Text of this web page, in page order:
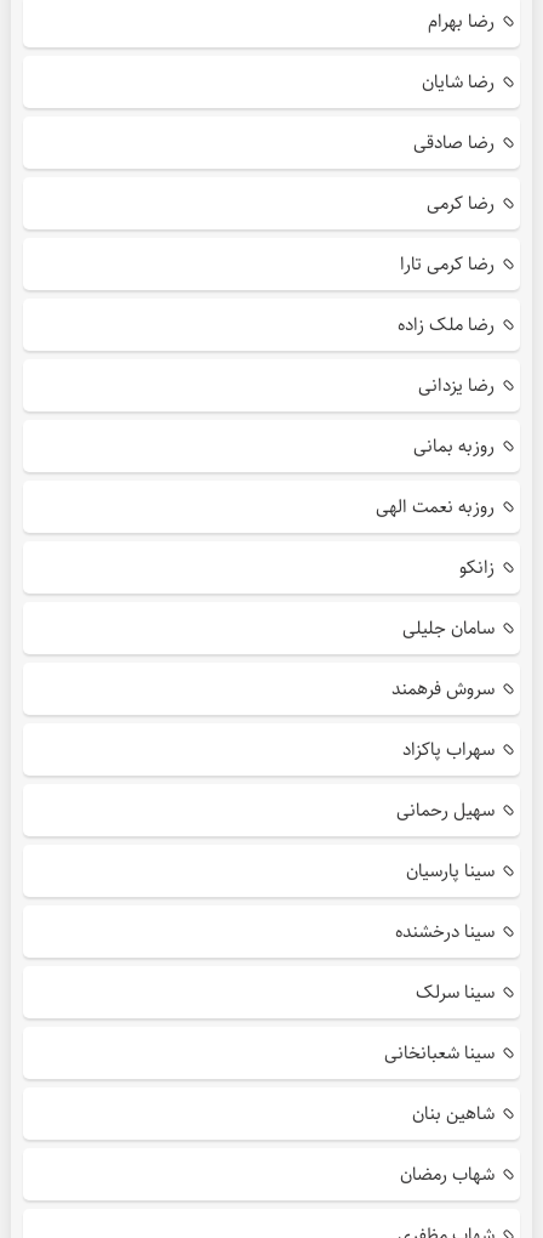
رضا بهرام
رضا شایان
رضا صادقی
رضا کرمی
رضا کرمی تارا
رضا ملک زاده
رضا یزدانی
روزبه بمانی
روزبه نعمت الهی
زانکو
سامان جلیلی
سروش فرهمند
سهراب پاکزاد
سهیل رحمانی
سینا پارسیان
سینا درخشنده
سینا سرلک
سینا شعبانخانی
شاهین بنان
شهاب رمضان